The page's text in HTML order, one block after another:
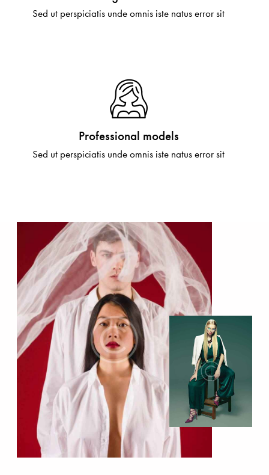
Sed ut perspiciatis unde omnis iste natus error sit
Professional models
Sed ut perspiciatis unde omnis iste natus error sit